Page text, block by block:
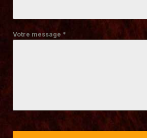
Votre message *